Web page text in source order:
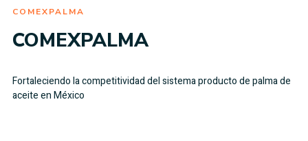
COMEXPALMA
COMEXPALMA
Fortaleciendo la competitividad del sistema producto de palma de
aceite en México